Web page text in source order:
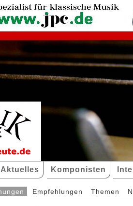
Aktuelles Komponisten
Empfehlungen Themen